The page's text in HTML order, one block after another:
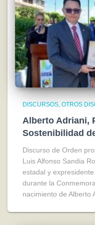
DISCURSOS OTROS
Alberto Adriani,
Sostenibilidad
Discurso de Orden
Luis Alfonso Sandia
estadal y
durante la
nacimiento de Alberto